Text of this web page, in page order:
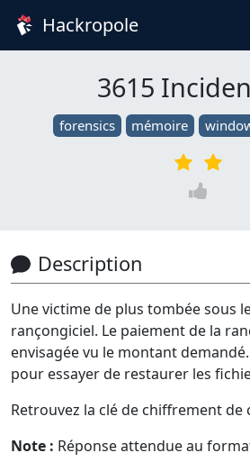
Hackropole
3615
forensics mémoire
Description
Une victime de plus tombée sous
rançongiciel. Le paiement de la
envisagée vu le montant
pour essayer de restaurer les
Retrouvez la clé de chiffrement de
Note : Réponse attendue au